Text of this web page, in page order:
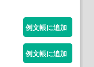
例文帳に追加
例文帳に追加